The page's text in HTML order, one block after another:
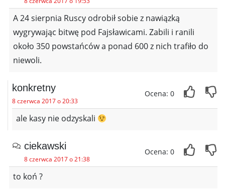
A 24 sierpnia Ruscy odrobił sobie z nawiązką
wygrywając bitwę pod Fajsławicami. Zabili i ranili
około 350 powstańców a ponad 600 z nich trafiło do
niewoli.
konkretny
8 czerwca 2017 o 20:33
Ocena: 0
ale kasy nie odzyskali
ciekawski
8 czerwca 2017 o 21:38
Ocena: 0
to koń ?